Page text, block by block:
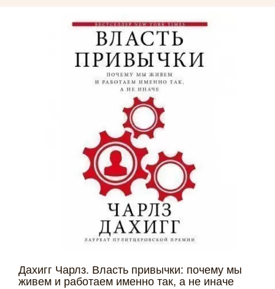
Дахигг Чарлз. Власть привычки: почему мы
живем и работаем именно так, а не иначе